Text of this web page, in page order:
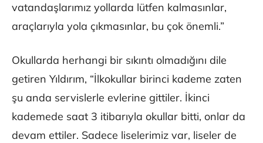
vatandaşlarımız yollarda lütfen kalmasınlar,
araçlarıyla yola çıkmasınlar, bu çok önemli.”
Okullarda herhangi bir sıkıntı olmadığını dile
getiren Yıldırım, “İlkokullar birinci kademe zaten
şu anda servislerle evlerine gittiler. İkinci
kademede saat 3 itibarıyla okullar bitti, onlar da
devam ettiler. Sadece liselerimiz var, liseler de